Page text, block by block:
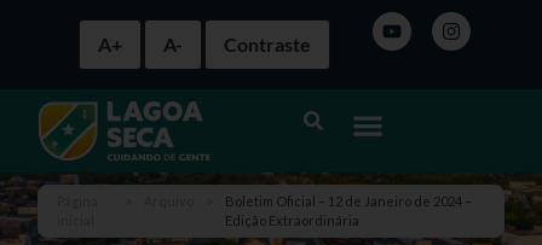
A+ A- Contraste
Boletim Oficial – 12 de Janeiro de 2024 –
Edição Extraordinária